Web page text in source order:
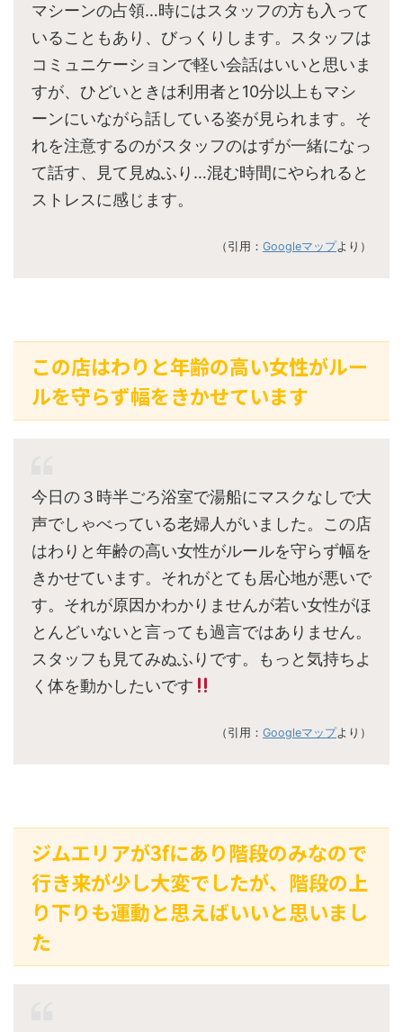
マシーンの占領…時にはスタッフの方も入って
いることもあり、びっくりします。スタッフは
コミュニケーションで軽い会話はいいと思いま
すが、ひどいときは利用者と10分以上もマシ
ーンにいながら話している姿が見られます。そ
れを注意するのがスタッフのはずが一緒になっ
て話す、見て見ぬふり…混む時間にやられると
ストレスに感じます。
（引用： Googleマップより）
この店はわりと年齢の高い女性がルー
ルを守らず幅をきかせています
今日の３時半ごろ浴室で湯船にマスクなしで大
声でしゃべっている老婦人がいました。この店
はわりと年齢の高い女性がルールを守らず幅を
きかせています。それがとても居心地が悪いで
す。それが原因かわかりませんが若い女性がほ
とんどいないと言っても過言ではありません。
スタッフも見てみぬふりです。もっと気持ちよ
く体を動かしたいです
（引用： Googleマップより）
ジムエリアが3fにあり階段のみなので
行き来が少し大変でしたが、階段の上
り下りも運動と思えばいいと思いまし
た